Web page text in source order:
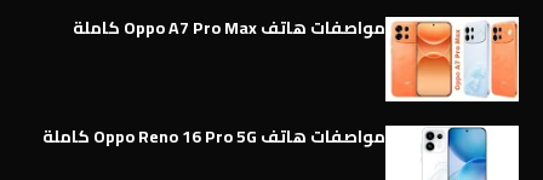
مواصفات هاتف Oppo A7 Pro Max كاملة
مواصفات هاتف Oppo Reno 16 Pro 5G كاملة